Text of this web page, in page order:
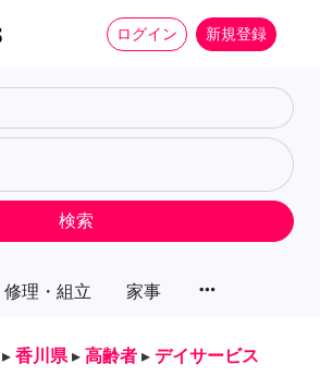
ログイン 新規登録
修理・組立 家事 more_horiz
検索
▸ 香川県 ▸ 高齢者 ▸ デイサービス